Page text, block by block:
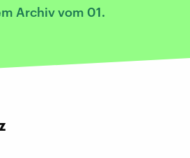
Archiv vom 01.